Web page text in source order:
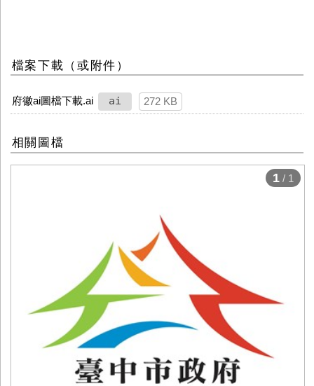
檔案下載（或附件）
府徽ai圖檔下載.ai ai 272 KB
相關圖檔
1 / 1